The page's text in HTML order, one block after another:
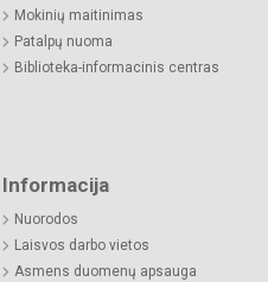
Mokinių maitinimas
Patalpų nuoma
Biblioteka-informacinis centras
Informacija
Nuorodos
Laisvos darbo vietos
Asmens duomenų apsauga